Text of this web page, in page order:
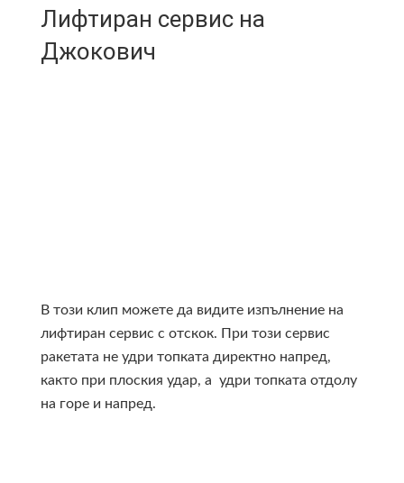
Лифтиран сервис на
Джокович
В този клип можете да видите изпълнение на
лифтиран сервис с отскок. При този сервис
ракетата не удри топката директно напред,
както при плоския удар, а удри топката отдолу
на горе и напред.